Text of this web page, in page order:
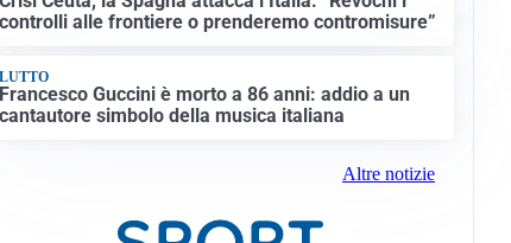
controlli alle frontiere o prenderemo contromisure”
LUTTO
Francesco Guccini è morto a 86 anni: addio a un
cantautore simbolo della musica italiana
Altre notizie